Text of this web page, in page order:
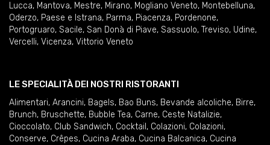
Lucca, Mantova, Mestre, Mirano, Mogliano Veneto, Montebelluna,
Oderzo, Paese e Istrana, Parma, Piacenza, Pordenone,
Portogruaro, Sacile, San Donà di Piave, Sassuolo, Treviso, Udine,
Vercelli, Vicenza, Vittorio Veneto
LE SPECIALITÀ DEI NOSTRI RISTORANTI
Alimentari, Arancini, Bagels, Bao Buns, Bevande alcoliche, Birre,
Brunch, Bruschette, Bubble Tea, Carne, Ceste Natalizie,
Cioccolato, Club Sandwich, Cocktail , Colazioni, Colazioni,
Conserve, Crêpes, Cucina Araba, Cucina Balcanica, Cucina